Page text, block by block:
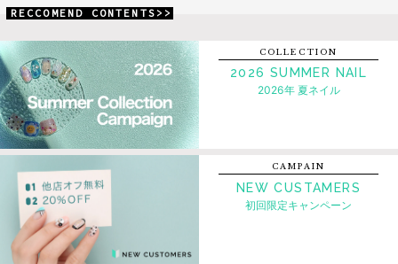
RECCOMEND CONTENTS>>
COLLECTION
2026 SUMMER NAIL
2026年 夏ネイル
CAMPAIN
NEW CUSTAMERS
初回限定キャンペーン